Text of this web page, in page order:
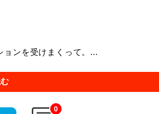
ョンを受けまくって。...
0